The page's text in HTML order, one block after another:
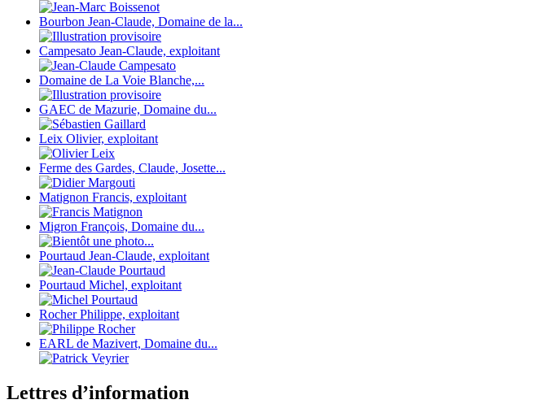
Bourbon Jean-Claude, Domaine de la...
Campesato Jean-Claude, exploitant
Domaine de La Voie Blanche,...
GAEC de Mazurie, Domaine du...
Leix Olivier, exploitant
Ferme des Gardes, Claude, Josette...
Matignon Francis, exploitant
Migron François, Domaine du...
Pourtaud Jean-Claude, exploitant
Pourtaud Michel, exploitant
Rocher Philippe, exploitant
EARL de Mazivert, Domaine du...
Lettres d’information